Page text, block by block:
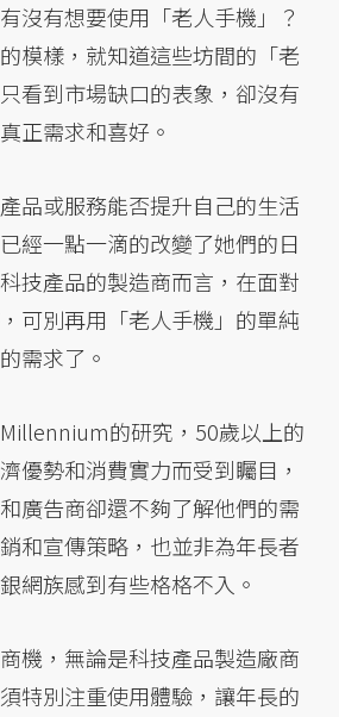
沒有想要使用「老人手機」？
模樣，就知道這些坊間的「老
看到市場缺口的表象，卻沒有
正需求和喜好。
品或服務能否提升自己的生活
經一點一滴的改變了她們的日
技產品的製造商而言，在面對
可別再用「老人手機」的單純
需求了。
的研究，50歲以上的
優勢和消費實力而受到矚目，
廣告商卻還不夠了解他們的需
和宣傳策略，也並非為年長者
網族感到有些格格不入。
機，無論是科技產品製造廠商
特別注重使用體驗，讓年長的